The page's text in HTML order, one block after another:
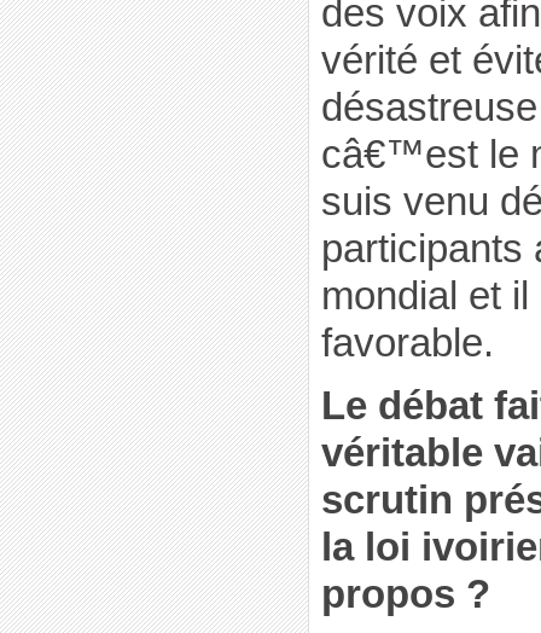
des voix
vérité et
câ€™est le
suis venu
participants
mondial et
favorable.
Le débat
véritable
scrutin
la loi
propos ?